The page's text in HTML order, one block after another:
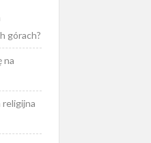
górach?
na
religijna